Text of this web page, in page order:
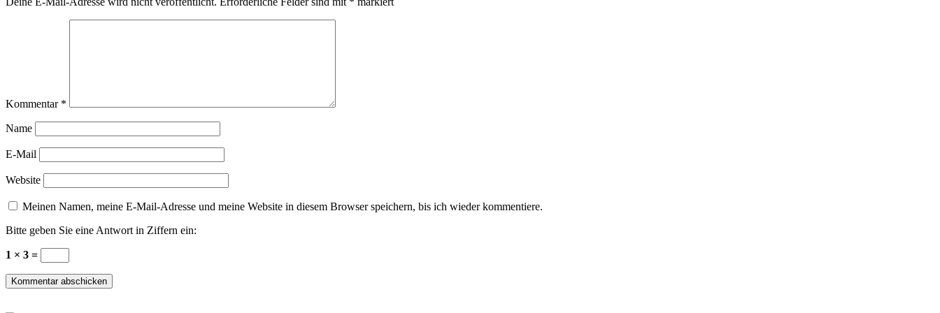
Kommentar *
Name
E-Mail
Website
Meinen Namen, meine E-Mail-Adresse und meine Website in diesem Browser speichern, bis ich wieder kommentiere.
Bitte geben Sie eine Antwort in Ziffern ein:
1 × 3 =